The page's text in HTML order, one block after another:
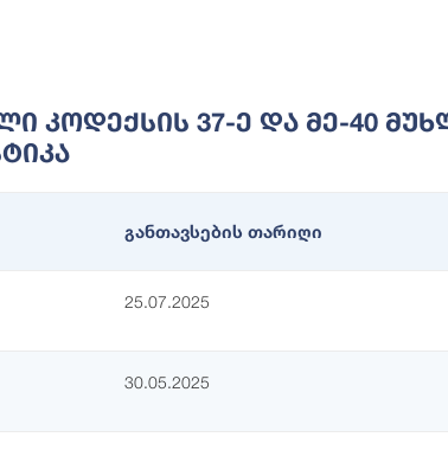
Კოდექსის 37-Ე Და Მე-40
განთავსების თარიღი
25.07.2025
30.05.2025